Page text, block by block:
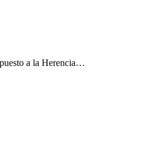
a la Herencia…